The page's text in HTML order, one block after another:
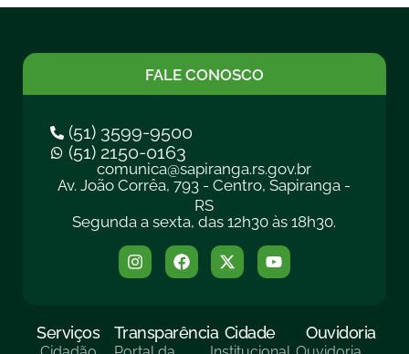
FALE CONOSCO
(51) 3599-9500
(51) 2150-0163
comunica@sapiranga.rs.gov.br
Av. João Corrêa, 793 - Centro, Sapiranga -
RS
Segunda a sexta, das 12h30 às 18h30.
Serviços Transparência Cidade Ouvidoria